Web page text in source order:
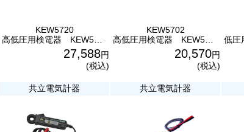
KEW5720
27,588円
(税込)
KEW5702
20,570円
(税込)
共立電気計器 共立電気計器